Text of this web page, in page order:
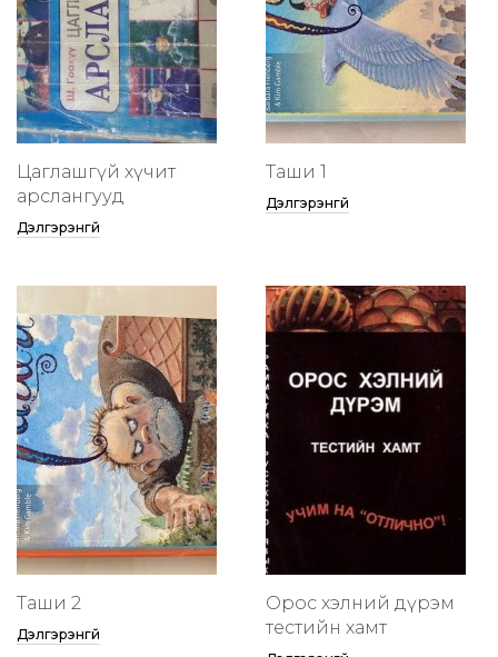
Цаглашгүй хүчит
арслангууд
Дэлгэрэнгүй
Таши 1
Дэлгэрэнгүй
Таши 2
Дэлгэрэнгүй
Орос хэлний дүрэм
тестийн хамт